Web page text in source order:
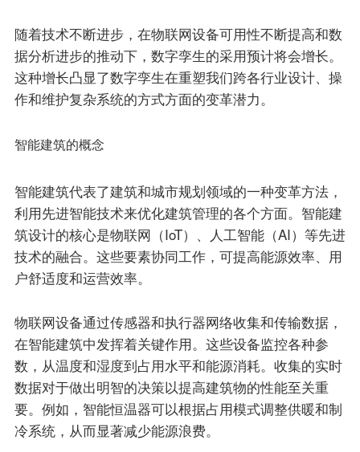
随着技术不断进步，在物联网设备可用性不断提高和数
据分析进步的推动下，数字孪生的采用预计将会增长。
这种增长凸显了数字孪生在重塑我们跨各行业设计、操
作和维护复杂系统的方式方面的变革潜力。
智能建筑的概念
智能建筑代表了建筑和城市规划领域的一种变革方法，
利用先进智能技术来优化建筑管理的各个方面。智能建
筑设计的核心是物联网（IoT）、人工智能（AI）等先进
技术的融合。这些要素协同工作，可提高能源效率、用
户舒适度和运营效率。
物联网设备通过传感器和执行器网络收集和传输数据，
在智能建筑中发挥着关键作用。这些设备监控各种参
数，从温度和湿度到占用水平和能源消耗。收集的实时
数据对于做出明智的决策以提高建筑物的性能至关重
要。例如，智能恒温器可以根据占用模式调整供暖和制
冷系统，从而显著减少能源浪费。